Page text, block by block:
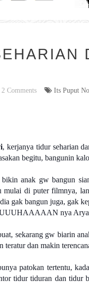
2 Comments Its Puput
, kerjanya tidur seharian
begitu, bangunin
bikin anak gw bangun
mulai di puter filmnya,
gak bangun juga, gak
nya Arya
sekarang gw biarin
dan makin
patokan tertentu,
tidur tiduran dan tidur